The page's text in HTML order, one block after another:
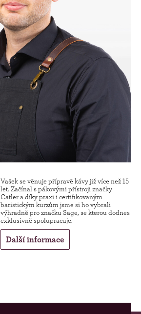
Vašek se věnuje přípravě kávy již více než 15
let. Začínal s pákovými přístroji značky
Catler a díky praxi i certifikovaným
baristickým kurzům jsme si ho vybrali
výhradně pro značku Sage, se kterou dodnes
exklusivně spolupracuje.
Další informace